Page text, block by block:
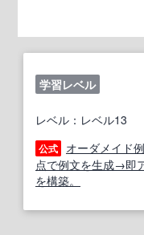
学習レベル
レベル：レベル13
公式
オーダメイド
点で例文を生成→即
を構築。